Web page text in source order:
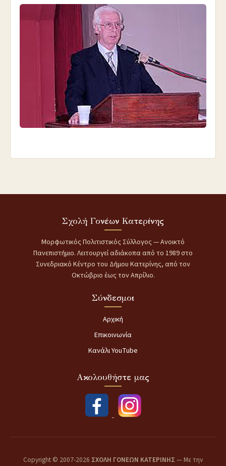
Σχολή Γονέων Κατερίνης
Μορφωτικός Πολιτιστικός Σύλλογος — Ανοικτό
Πανεπιστήμιο. Λειτουργεί αδιάκοπα από το 1989 στο
Συνεδριακό Κέντρο του Δήμου Κατερίνης, από τον
Οκτώβριο έως τον Απρίλιο.
Σύνδεσμοι
Αρχική
Επικοινωνία
Κανάλι YouTube
Ακολουθήστε μας
Copyright © 2007-2026 ΣΧΟΛΗ ΓΟΝΕΩΝ ΚΑΤΕΡΙΝΗΣ — Με την